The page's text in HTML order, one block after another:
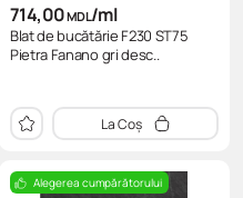
714,00MDL/ml
Blat de bucătărie F230 ST75
Pietra Fanano gri desc..
La Coș
Alegerea cumpărătorului